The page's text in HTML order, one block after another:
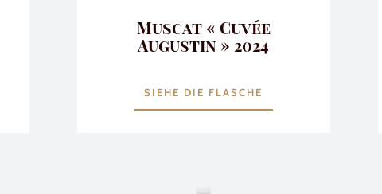
Muscat « Cuvée
Augustin » 2024
SIEHE DIE FLASCHE